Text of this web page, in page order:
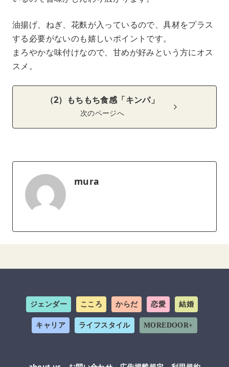
油揚げ、ねぎ、花麩が入っているので、具材をプラス
する必要がないのも嬉しいポイントです。
まろやかな味付けなので、甘めが好みという方にオス
スメ。
（2）もちもち食感「キンパ」
次のページへ
mura
ジェンダー こころ からだ 恋愛 結婚
キャリア ライフスタイル MOREDOOR+